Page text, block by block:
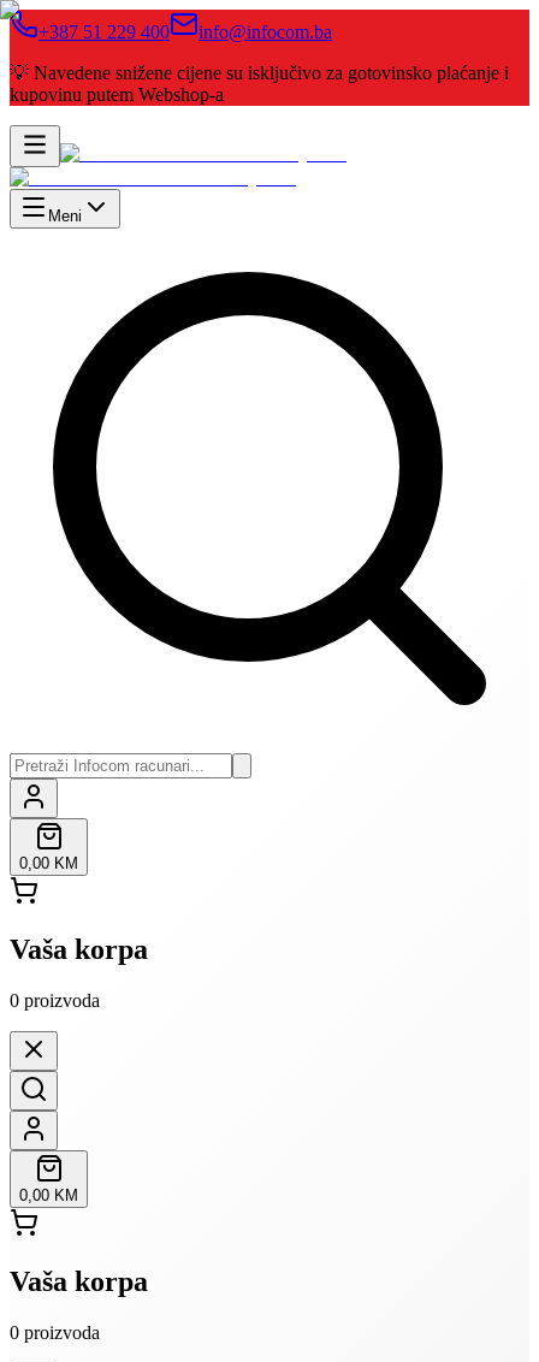
+387 51 229 400
info@infocom.ba
💡 Navedene snižene cijene su isključivo za gotovinsko plaćanje i
kupovinu putem Webshop-a
Meni
0,00 KM
Vaša korpa
0 proizvoda
0,00 KM
Vaša korpa
0 proizvoda